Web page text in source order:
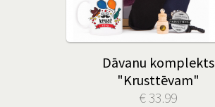
Dāvanu komplekts
"Krusttēvam"
€ 33.99